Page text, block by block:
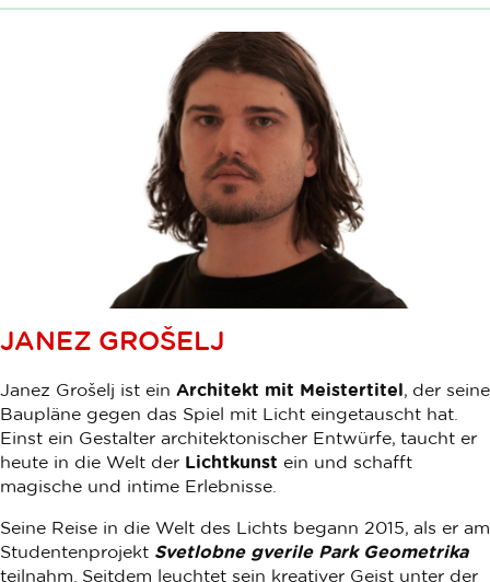
JANEZ GROŠELJ
Janez Grošelj ist ein Architekt mit Meistertitel, der seine
Baupläne gegen das Spiel mit Licht eingetauscht hat.
Einst ein Gestalter architektonischer Entwürfe, taucht er
heute in die Welt der Lichtkunst ein und schafft
magische und intime Erlebnisse.
Seine Reise in die Welt des Lichts begann 2015, als er am
Studentenprojekt Svetlobne gverile Park Geometrika
teilnahm. Seitdem leuchtet sein kreativer Geist unter der